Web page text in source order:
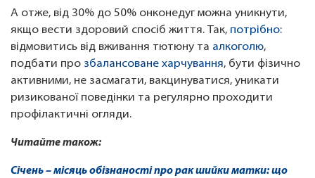
А отже, від 30% до 50% онконедуг можна уникнути,
якщо вести здоровий спосіб життя. Так, потрібно:
відмовитись від вживання тютюну та алкоголю,
подбати про збалансоване харчування, бути фізично
активними, не засмагати, вакцинуватися, уникати
ризикованої поведінки та регулярно проходити
профілактичні огляди.
Читайте також:
Січень – місяць обізнаності про рак шийки матки: що